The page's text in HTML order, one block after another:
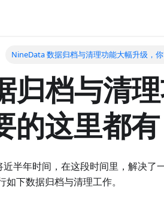
NineData 数据归档与清理功能大幅升级，
档与清
的这里都有
半年时间，在这段时间里，解决了
下数据归档与清理工作。